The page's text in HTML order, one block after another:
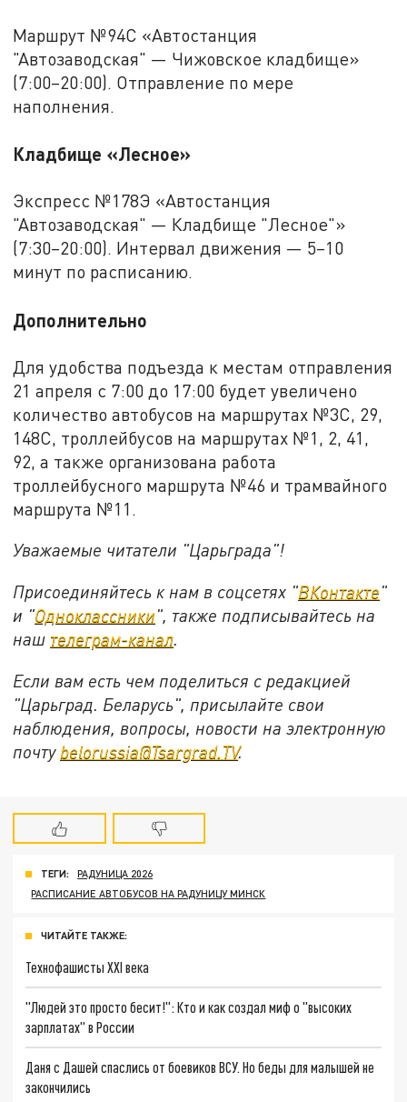
Маршрут №94С «Автостанция
"Автозаводская" — Чижовское кладбище»
(7:00–20:00). Отправление по мере
наполнения.
Кладбище «Лесное»
Экспресс №178Э «Автостанция
"Автозаводская" — Кладбище "Лесное"»
(7:30–20:00). Интервал движения — 5–10
минут по расписанию.
Дополнительно
Для удобства подъезда к местам отправления
21 апреля с 7:00 до 17:00 будет увеличено
количество автобусов на маршрутах №3С, 29,
148С, троллейбусов на маршрутах №1, 2, 41,
92, а также организована работа
троллейбусного маршрута №46 и трамвайного
маршрута №11.
Уважаемые читатели "Царьграда"!
Присоединяйтесь к нам в соцсетях "ВКонтакте"
и "Одноклассники", также подписывайтесь на
наш телеграм-канал.
Если вам есть чем поделиться с редакцией
"Царьград. Беларусь", присылайте свои
наблюдения, вопросы, новости на электронную
почту belorussia@Tsargrad.TV.
ТЕГИ:
РАДУНИЦА 2026
РАСПИСАНИЕ АВТОБУСОВ НА РАДУНИЦУ МИНСК
ЧИТАЙТЕ ТАКЖЕ:
Технофашисты XXI века
"Людей это просто бесит!": Кто и как создал миф о "высоких
зарплатах" в России
Даня с Дашей спаслись от боевиков ВСУ. Но беды для малышей не
закончились